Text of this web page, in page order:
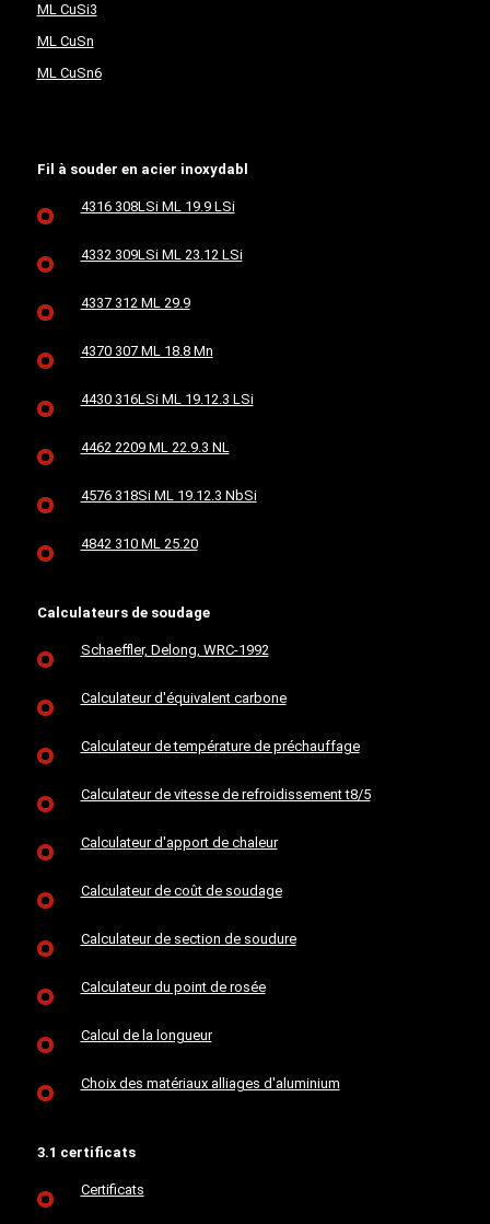
ML CuSi3
ML CuSn
ML CuSn6
Fil à souder en acier inoxydabl
4316 308LSi ML 19.9 LSi
4332 309LSi ML 23.12 LSi
4337 312 ML 29.9
4370 307 ML 18.8 Mn
4430 316LSi ML 19.12.3 LSi
4462 2209 ML 22.9.3 NL
4576 318Si ML 19.12.3 NbSi
4842 310 ML 25.20
Calculateurs de soudage
Schaeffler, Delong, WRC-1992
Calculateur d'équivalent carbone
Calculateur de température de préchauffage
Calculateur de vitesse de refroidissement t8/5
Calculateur d'apport de chaleur
Calculateur de coût de soudage
Calculateur de section de soudure
Calculateur du point de rosée
Calcul de la longueur
Choix des matériaux alliages d'aluminium
3.1 certificats
Certificats